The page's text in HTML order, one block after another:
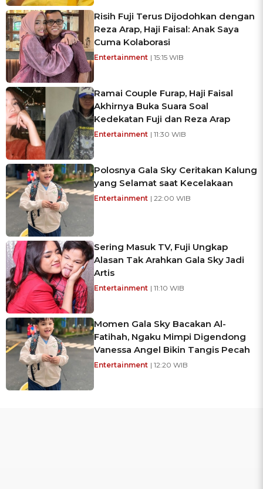
Risih Fuji Terus Dijodohkan dengan
Reza Arap, Haji Faisal: Anak Saya
Cuma Kolaborasi
Entertainment | 15:15 WIB
Ramai Couple Furap, Haji Faisal
Akhirnya Buka Suara Soal
Kedekatan Fuji dan Reza Arap
Entertainment | 11:30 WIB
Polosnya Gala Sky Ceritakan Kalung
yang Selamat saat Kecelakaan
Entertainment | 22:00 WIB
Sering Masuk TV, Fuji Ungkap
Alasan Tak Arahkan Gala Sky Jadi
Artis
Entertainment | 11:10 WIB
Momen Gala Sky Bacakan Al-
Fatihah, Ngaku Mimpi Digendong
Vanessa Angel Bikin Tangis Pecah
Entertainment | 12:20 WIB